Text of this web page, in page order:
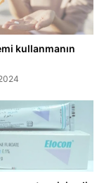
kullanmanın